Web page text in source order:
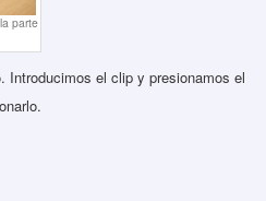
parte
Introducimos el clip y presionamos el